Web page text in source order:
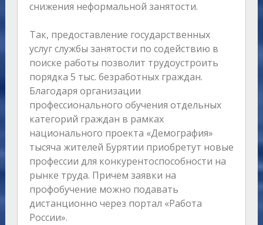
снижения неформальной занятости.
Так, предоставление государственных
услуг службы занятости по содействию в
поиске работы позволит трудоустроить
порядка 5 тыс. безработных граждан.
Благодаря организации
профессионального обучения отдельных
категорий граждан в рамках
национального проекта «Демография»
тысяча жителей Бурятии приобретут новые
профессии для конкурентоспособности на
рынке труда. Причем заявки на
профобучение можно подавать
дистанционно через портал «Работа
России».